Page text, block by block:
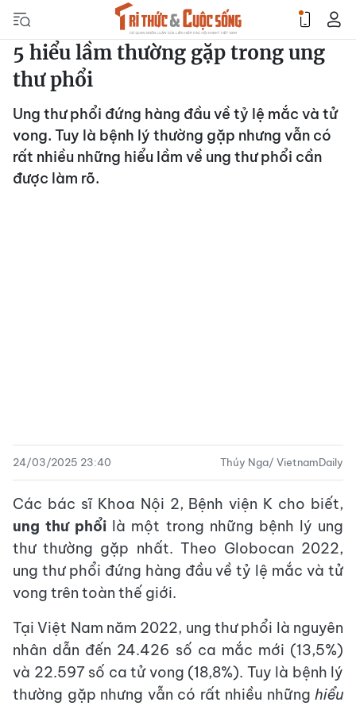
5 hiểu lầm thường gặp trong ung
thư phổi
Ung thư phổi đứng hàng đầu về tỷ lệ mắc và tử
vong. Tuy là bệnh lý thường gặp nhưng vẫn có
rất nhiều những hiểu lầm về ung thư phổi cần
được làm rõ.
24/03/2025 23:40 Thúy Nga/ VietnamDaily
Các bác sĩ Khoa Nội 2, Bệnh viện K cho biết,
ung thư phổi là một trong những bệnh lý ung
thư thường gặp nhất. Theo Globocan 2022,
ung thư phổi đứng hàng đầu về tỷ lệ mắc và tử
vong trên toàn thế giới.
Tại Việt Nam năm 2022, ung thư phổi là nguyên
nhân dẫn đến 24.426 số ca mắc mới (13,5%)
và 22.597 số ca tử vong (18,8%). Tuy là bệnh lý
thường gặp nhưng vẫn có rất nhiều những hiểu